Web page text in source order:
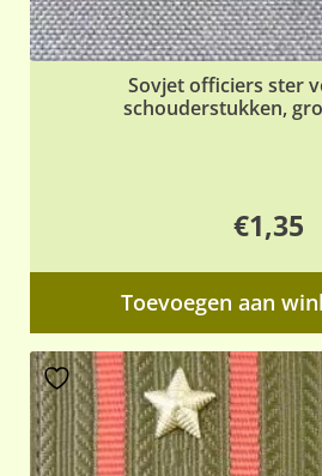
Sovjet officiers ster
schouderstukken,
€1,35
Toevoegen aan